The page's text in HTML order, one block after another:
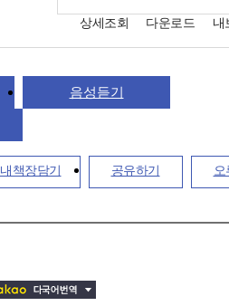
상세조회 다운로드 내
음성듣기
내책장담기 공유하기 오